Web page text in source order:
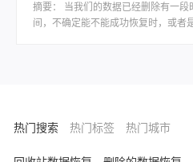
数据恢复软件详细操作指南，助您安
挽回数据，避免花冤枉钱！
摘要：
间，不确定能不能成功恢复时，或者
来给大家讲一下操作步骤吧。
热门搜索 热门标签 热门城市